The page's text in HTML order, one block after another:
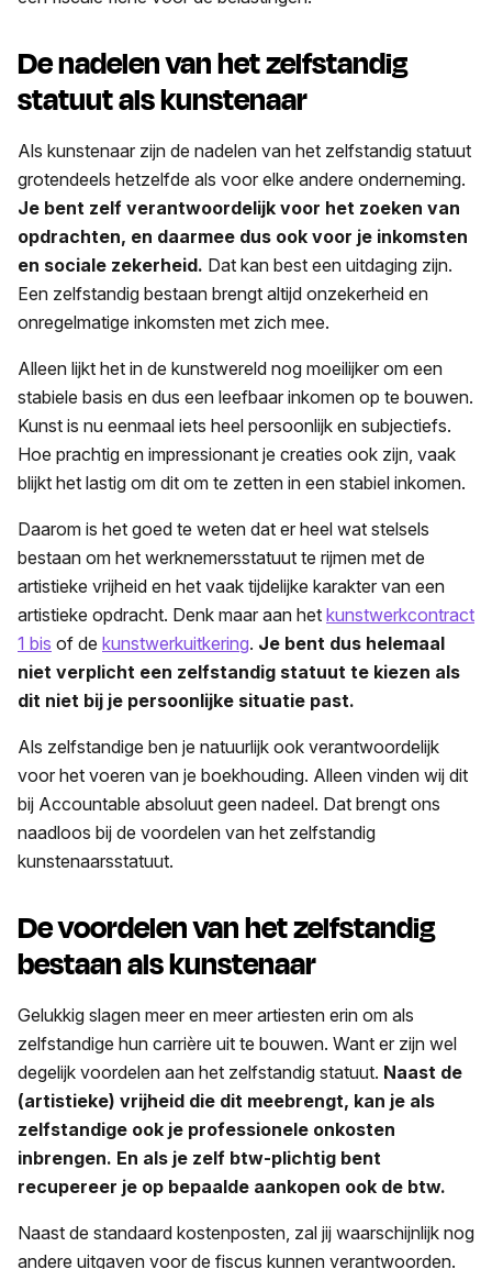
De nadelen van het zelfstandig
statuut als kunstenaar
Als kunstenaar zijn de nadelen van het zelfstandig statuut
grotendeels hetzelfde als voor elke andere onderneming.
Je bent zelf verantwoordelijk voor het zoeken van
opdrachten, en daarmee dus ook voor je inkomsten
en sociale zekerheid. Dat kan best een uitdaging zijn.
Een zelfstandig bestaan brengt altijd onzekerheid en
onregelmatige inkomsten met zich mee.
Alleen lijkt het in de kunstwereld nog moeilijker om een
stabiele basis en dus een leefbaar inkomen op te bouwen.
Kunst is nu eenmaal iets heel persoonlijk en subjectiefs.
Hoe prachtig en impressionant je creaties ook zijn, vaak
blijkt het lastig om dit om te zetten in een stabiel inkomen.
Daarom is het goed te weten dat er heel wat stelsels
bestaan om het werknemersstatuut te rijmen met de
artistieke vrijheid en het vaak tijdelijke karakter van een
artistieke opdracht. Denk maar aan het kunstwerkcontract
1 bis of de kunstwerkuitkering. Je bent dus helemaal
niet verplicht een zelfstandig statuut te kiezen als
dit niet bij je persoonlijke situatie past.
Als zelfstandige ben je natuurlijk ook verantwoordelijk
voor het voeren van je boekhouding. Alleen vinden wij dit
bij Accountable absoluut geen nadeel. Dat brengt ons
naadloos bij de voordelen van het zelfstandig
kunstenaarsstatuut.
De voordelen van het zelfstandig
bestaan als kunstenaar
Gelukkig slagen meer en meer artiesten erin om als
zelfstandige hun carrière uit te bouwen. Want er zijn wel
degelijk voordelen aan het zelfstandig statuut. Naast de
(artistieke) vrijheid die dit meebrengt, kan je als
zelfstandige ook je professionele onkosten
inbrengen. En als je zelf btw-plichtig bent
recupereer je op bepaalde aankopen ook de btw.
Naast de standaard kostenposten, zal jij waarschijnlijk nog
andere uitgaven voor de fiscus kunnen verantwoorden.